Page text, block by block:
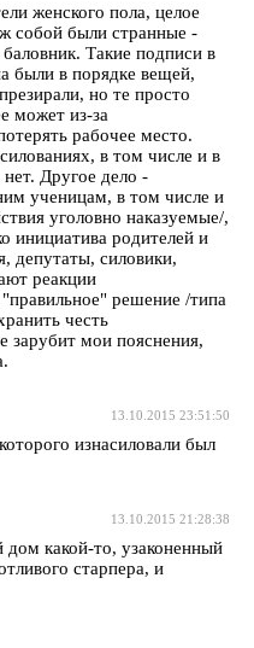
женского пола, целое
собой были странные -
Такие подписи в
были в порядке вещей,
но те просто
может из-за
рабочее место.
в том числе и в
Другое дело -
ученицам, в том числе и
уголовно наказуемые/,
инициатива родителей и
депутаты, силовики,
реакции
решение /типа
честь
зарубит мои пояснения,
13.10.2015 23:51:50
изнасиловали был
13.10.2015 21:28:38
дом какой-то, узаконенный
старпера, и